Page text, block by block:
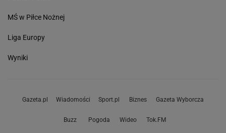
MŚ w Piłce Nożnej
Liga Europy
Wyniki
Gazeta.pl Wiadomości Sport.pl Biznes Gazeta Wyborcza
Buzz Pogoda Wideo Tok.FM